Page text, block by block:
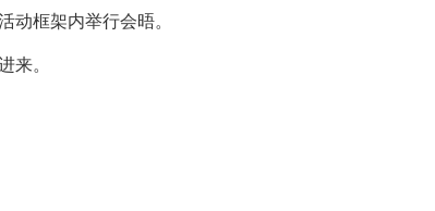
动框架内举行会晤。
来。